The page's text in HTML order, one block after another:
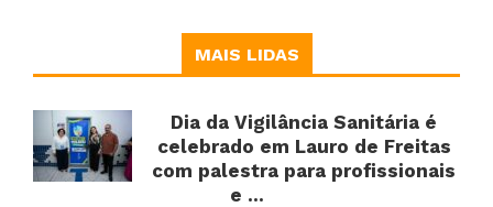
MAIS LIDAS
Dia da Vigilância Sanitária é
celebrado em Lauro de Freitas
com palestra para profissionais
e ...